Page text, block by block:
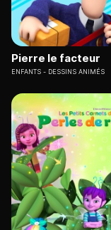
Pierre le facteur
ENFANTS DESSINS ANIMÉS